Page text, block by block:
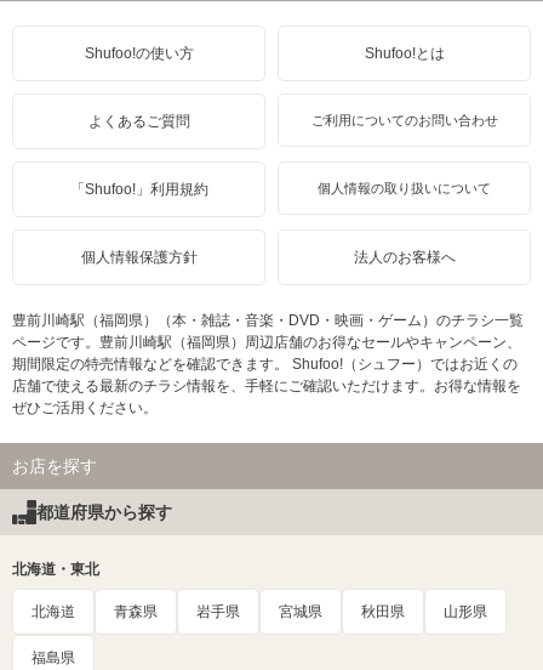
Shufoo!の使い方 Shufoo!とは
よくあるご質問 ご利用についてのお問い合わせ
「Shufoo!」利用規約 個人情報の取り扱いについて
個人情報保護方針 法人のお客様へ
豊前川崎駅（福岡県）（本・雑誌・音楽・DVD・映画・ゲーム）のチラシ一覧
ページです。豊前川崎駅（福岡県）周辺店舗のお得なセールやキャンペーン、
期間限定の特売情報などを確認できます。 Shufoo!（シュフー）ではお近くの
店舗で使える最新のチラシ情報を、手軽にご確認いただけます。お得な情報を
ぜひご活用ください。
お店を探す
都道府県から探す
北海道・東北
北海道 青森県 岩手県 宮城県 秋田県 山形県
福島県